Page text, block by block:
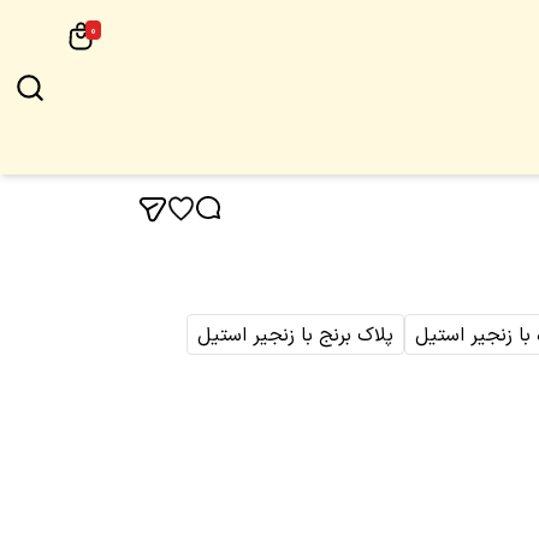
0
با زنجیر استیل
پلاک برنج با زنجیر استیل